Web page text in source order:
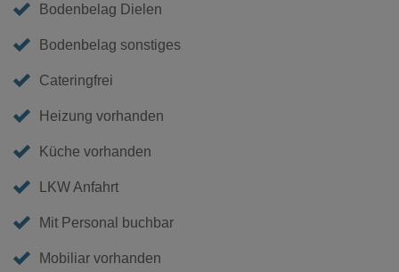
Bodenbelag Dielen
Bodenbelag sonstiges
Cateringfrei
Heizung vorhanden
Küche vorhanden
LKW Anfahrt
Mit Personal buchbar
Mobiliar vorhanden